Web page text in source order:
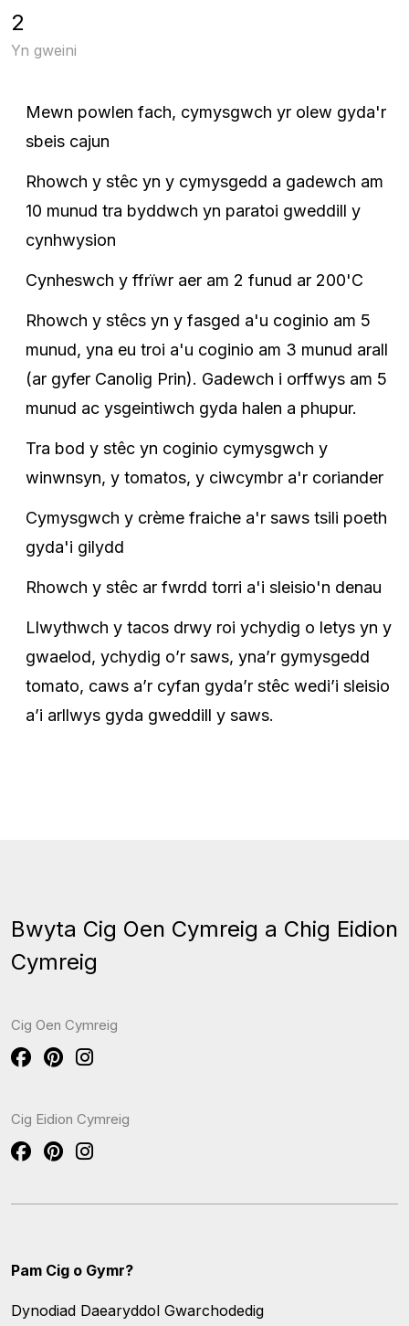
2
Yn gweini
Mewn powlen fach, cymysgwch yr olew gyda'r
sbeis cajun
Rhowch y stêc yn y cymysgedd a gadewch am
10 munud tra byddwch yn paratoi gweddill y
cynhwysion
Cynheswch y ffrïwr aer am 2 funud ar 200'C
Rhowch y stêcs yn y fasged a'u coginio am 5
munud, yna eu troi a'u coginio am 3 munud arall
(ar gyfer Canolig Prin). Gadewch i orffwys am 5
munud ac ysgeintiwch gyda halen a phupur.
Tra bod y stêc yn coginio cymysgwch y
winwnsyn, y tomatos, y ciwcymbr a'r coriander
Cymysgwch y crème fraiche a'r saws tsili poeth
gyda'i gilydd
Rhowch y stêc ar fwrdd torri a'i sleisio'n denau
Llwythwch y tacos drwy roi ychydig o letys yn y
gwaelod, ychydig o’r saws, yna’r gymysgedd
tomato, caws a’r cyfan gyda’r stêc wedi’i sleisio
a’i arllwys gyda gweddill y saws.
Bwyta Cig Oen Cymreig a Chig Eidion
Cymreig
Cig Oen Cymreig
Cig Eidion Cymreig
Pam Cig o Gymr?
Dynodiad Daearyddol Gwarchodedig